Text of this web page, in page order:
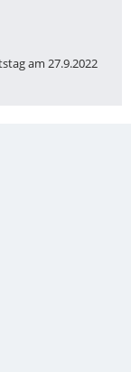
am 27.9.2022